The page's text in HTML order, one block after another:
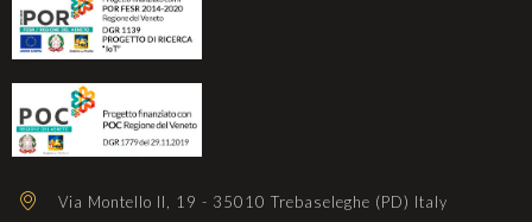
Via Montello II, 19 - 35010 Trebaseleghe (PD) Italy